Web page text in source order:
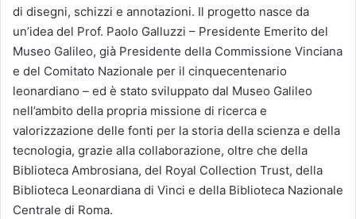
di disegni, schizzi e annotazioni. Il progetto nasce da
un’idea del Prof. Paolo Galluzzi – Presidente Emerito del
Museo Galileo, già Presidente della Commissione Vinciana
e del Comitato Nazionale per il cinquecentenario
leonardiano – ed è stato sviluppato dal Museo Galileo
nell’ambito della propria missione di ricerca e
valorizzazione delle fonti per la storia della scienza e della
tecnologia, grazie alla collaborazione, oltre che della
Biblioteca Ambrosiana, del Royal Collection Trust, della
Biblioteca Leonardiana di Vinci e della Biblioteca Nazionale
Centrale di Roma.